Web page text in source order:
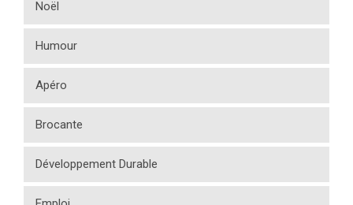
Noël
Humour
Apéro
Brocante
Développement Durable